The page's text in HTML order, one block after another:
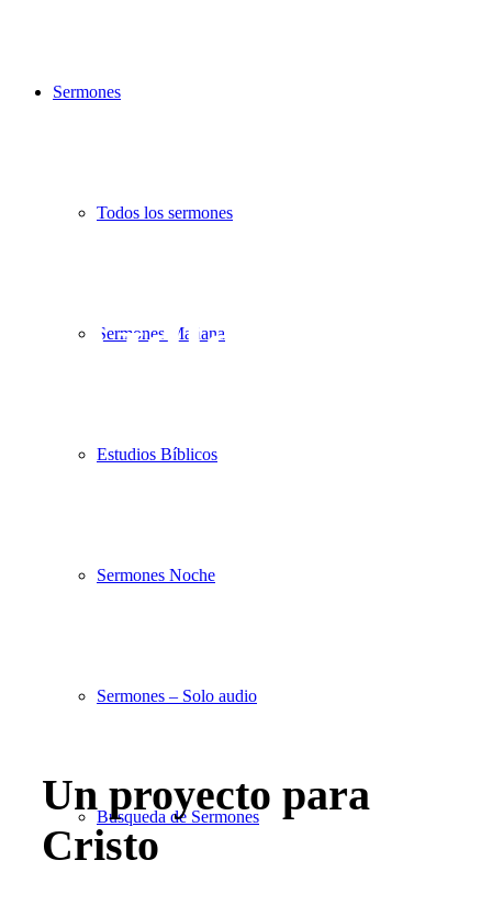
Sermones
Todos los sermones
Sermones Mañana
Estudios Bíblicos
Sermones Noche
Sermones – Solo audio
Búsqueda de Sermones
Gala Pro-
Un proyecto para
Cristo